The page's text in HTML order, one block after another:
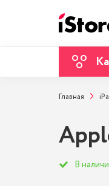
Главная
В